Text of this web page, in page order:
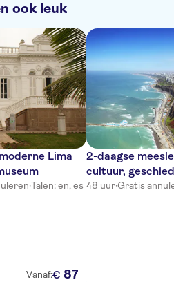
ook leuk
Lima
·Talen: en, es
Vanaf:€ 87
2-daagse
cultuur,
vanaf Lima
48 uur·Gratis